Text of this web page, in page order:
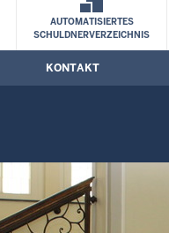
AUTOMATISIERTES
SCHULDNERVERZEICHNIS
KONTAKT